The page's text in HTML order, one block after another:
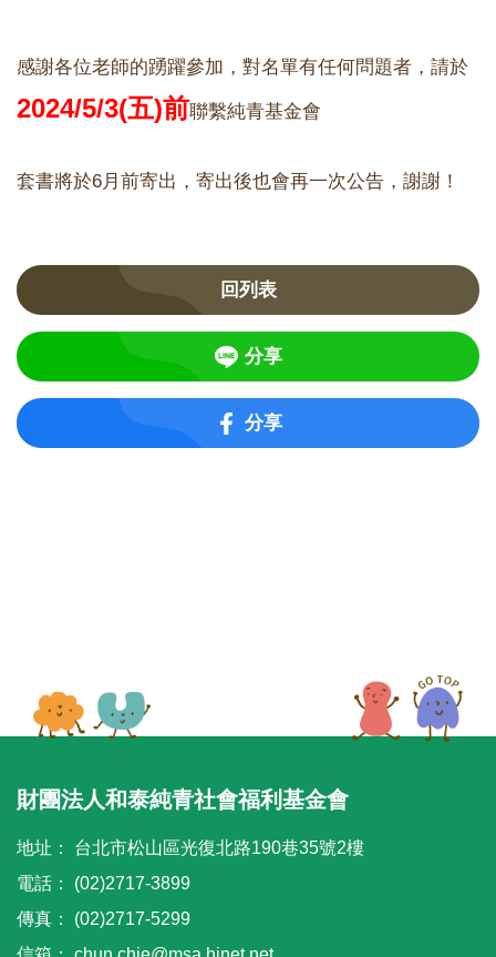
感謝各位老師的踴躍參加，對名單有任何問題者，請於
2024/5/3(五)前聯繫純青基金會
套書將於6月前寄出，寄出後也會再一次公告，謝謝！
回列表
分享
分享
財團法人和泰純青社會福利基金會
地址：
台北市松山區光復北路190巷35號2樓
電話：
(02)2717-3899
傳真：
(02)2717-5299